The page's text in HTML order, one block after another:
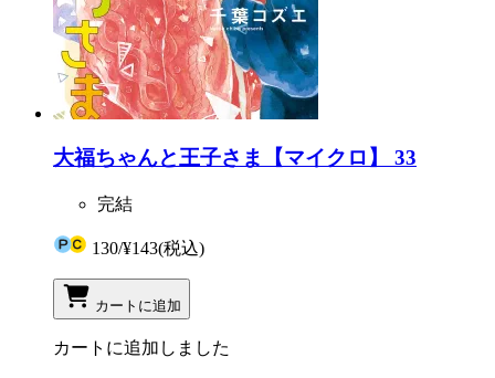
大福ちゃんと王子さま【マイクロ】 33
完結
130/¥143(税込)
カートに追加
カートに追加しました